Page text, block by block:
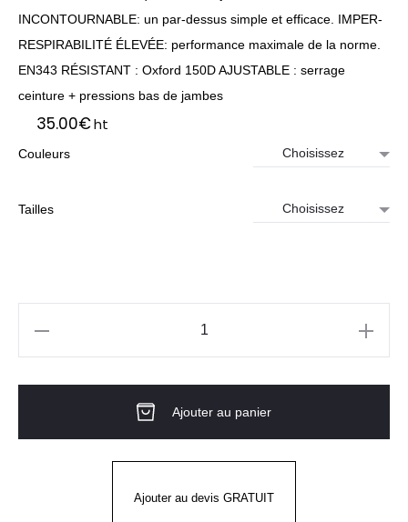
INCONTOURNABLE: un par-dessus simple et efficace. IMPER-
RESPIRABILITÉ ÉLEVÉE: performance maximale de la norme.
EN343 RÉSISTANT : Oxford 150D AJUSTABLE : serrage
ceinture + pressions bas de jambes
35.00€ht
Couleurs
Tailles
KAWA
Ajouter au panier
Ajouter au devis GRATUIT